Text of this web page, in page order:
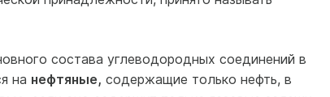
состава углеводородных соединений в
на нефтяные, содержащие только нефть, в